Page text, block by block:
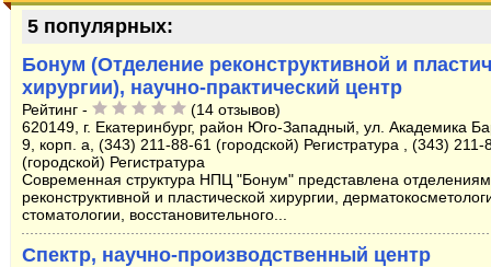
5 популярных:
Бонум (Отделение реконструктивной и
хирургии), научно-практический центр
Рейтинг -
(14 отзывов)
620149, г. Екатеринбург, район Юго-Западный, ул. Академика
9, корп. а, (343) 211-88-61 (городской) Регистратура , (343) 211-
(городской) Регистратура
Современная структура НПЦ "Бонум" представлена
реконструктивной и пластической хирургии,
стоматологии, восстановительного...
Спектр, научно-производственный центр